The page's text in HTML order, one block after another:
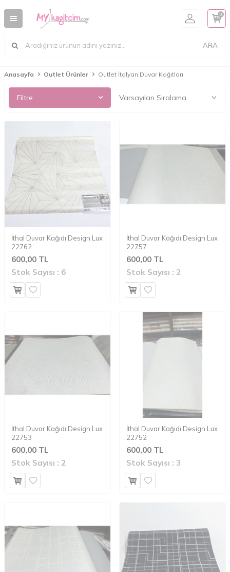
ARA
0
Anasayfa Outlet Ürünler Outlet İtalyan Duvar Kağıtları
Filtre
İthal Duvar Kağıdı Design Lux
22762
600,00 TL
Stok Sayısı : 6
İthal Duvar Kağıdı Design Lux
22757
600,00 TL
Stok Sayısı : 2
İthal Duvar Kağıdı Design Lux
22753
600,00 TL
Stok Sayısı : 2
İthal Duvar Kağıdı Design Lux
22752
600,00 TL
Stok Sayısı : 3